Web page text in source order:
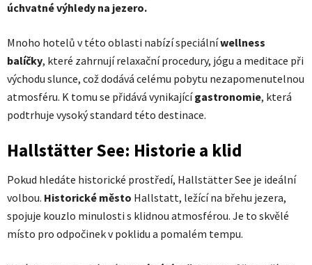
úchvatné výhledy na jezero.
Mnoho hotelů v této oblasti nabízí speciálníwellness
balíčky, které zahrnují relaxační procedury, jógu a meditace při
východu slunce, což dodává celému pobytu nezapomenutelnou
atmosféru. K tomu se přidává vynikajícígastronomie, která
podtrhuje vysoký standard této destinace.
Hallstätter See: Historie a klid
Pokud hledáte historické prostředí, Hallstätter See je ideální
volbou. Historické město Hallstatt, ležící na břehu jezera,
spojuje kouzlo minulosti s klidnou atmosférou. Je to skvělé
místo pro odpočinek v poklidu a pomalém tempu.